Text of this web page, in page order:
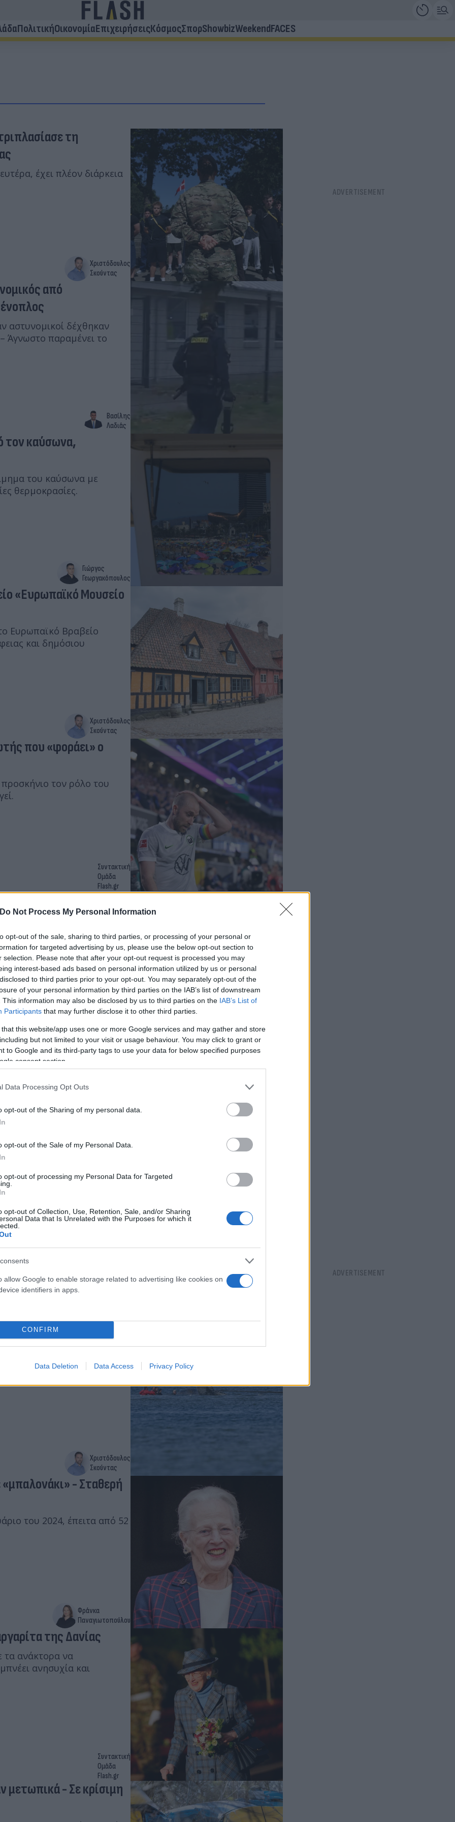
Do Not Process My Personal Information
opt-out of the sale, sharing to third parties, or processing of your personal or
for targeted advertising by us, please use the below opt-out section to
selection. Please note that after your opt-out request is processed you may
interest-based ads based on personal information utilized by us or personal
to third parties prior to your opt-out. You may separately opt-out of the
of your personal information by third parties on the IAB’s list of downstream
This information may also be disclosed by us to third parties on the IAB’s List of
Participants that may further disclose it to other third parties.
that this website/app uses one or more Google services and may gather and store
but not limited to your visit or usage behaviour. You may click to grant or
to Google and its third-party tags to use your data for below specified purposes
consent section.
Data Processing Opt Outs
opt-out of the Sharing of my personal data.
opt-out of the Sale of my Personal Data.
opt-out of processing my Personal Data for Targeted
opt-out of Collection, Use, Retention, Sale, and/or Sharing
Data that Is Unrelated with the Purposes for which it
allow Google to enable storage related to advertising like cookies on
identifiers in apps.
CONFIRM
Data Deletion Data Access Privacy Policy
ΠολιτικήΟικονομίαΕπιχειρήσειςΚόσμοςΣπορShowbizWeekendFACES
τη
έχει πλέον διάρκεια
Χριστόδουλος
Σκούντας
από
αστυνομικοί δέχθηκαν
Άγνωστο παραμένει το
Βασίλης
Λαδιάς
τον καύσωνα,
του καύσωνα με
θερμοκρασίες.
Γιώργος
Γεωργακόπουλος
«Ευρωπαϊκό Μουσείο
Ευρωπαϊκό Βραβείο
και δημόσιου
Χριστόδουλος
Σκούντας
που «φοράει» ο
τον ρόλο του
Συντακτική
Ομάδα
Flash.gr
ο Έρικσεν στο Δανία -
στο φιλικό της Δανίας με
εθνικής.
Δημήτρης
Καλεμάι
της Δανίας:
μετά από πτώση που της
των ανακτόρων.
Flash.gr
φάλαινα - Σώθηκε στη
«Τίμι», είχε εντοπιστεί
23 Μαρτίου, στον Κόλπο
Χριστόδουλος
Σκούντας
- Σταθερή
του 2024, έπειτα από 52
Φράνκα
Παναγιωτοπούλου
της Δανίας
τα ανάκτορα να
ανησυχία και
Συντακτική
Ομάδα
Flash.gr
μετωπικά - Σε κρίσιμη